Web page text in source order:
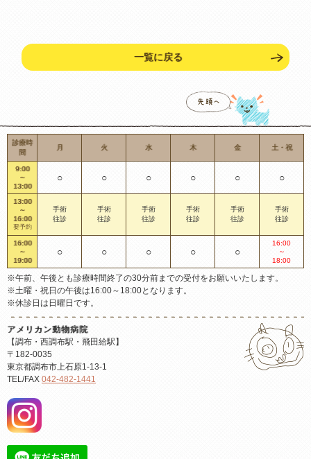
一覧に戻る
診療時
間
月 火 水 木 金 土・祝
9:00
～
13:00
○ ○ ○ ○ ○ ○
13:00
～
16:00
要予約
手術
往診
手術
往診
手術
往診
手術
往診
手術
往診
手術
往診
16:00
～
19:00
○ ○ ○ ○ ○
16:00
～
18:00
※午前、午後とも診療時間終了の30分前までの受付をお願いいたします。
※土曜・祝日の午後は16:00～18:00となります。
※休診日は日曜日です。
アメリカン動物病院
【調布・西調布駅・飛田給駅】
〒182-0035
東京都調布市上石原1-13-1
TEL/FAX 042-482-1441